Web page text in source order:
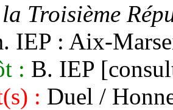
Troisième
IEP : Aix-
: B. IEP
: Duel /